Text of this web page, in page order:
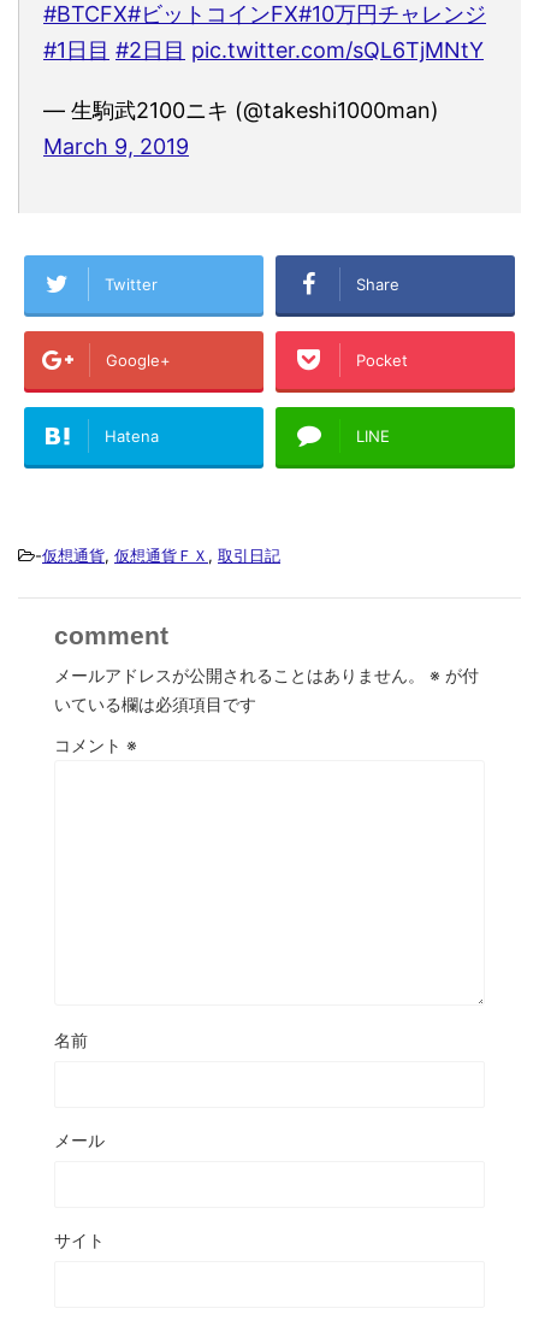
#BTCFX#ビットコインFX#10万円チャレンジ
#1日目 #2日目 pic.twitter.com/sQL6TjMNtY
— 生駒武2100ニキ (@takeshi1000man)
March 9, 2019
Twitter Share
Google+ Pocket
Hatena LINE
-仮想通貨, 仮想通貨ＦＸ , 取引日記
comment
メールアドレスが公開されることはありません。 ※ が付
いている欄は必須項目です
コメント ※
名前
メール
サイト